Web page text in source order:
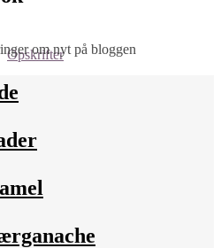
Opskrifter
om nyt på bloggen